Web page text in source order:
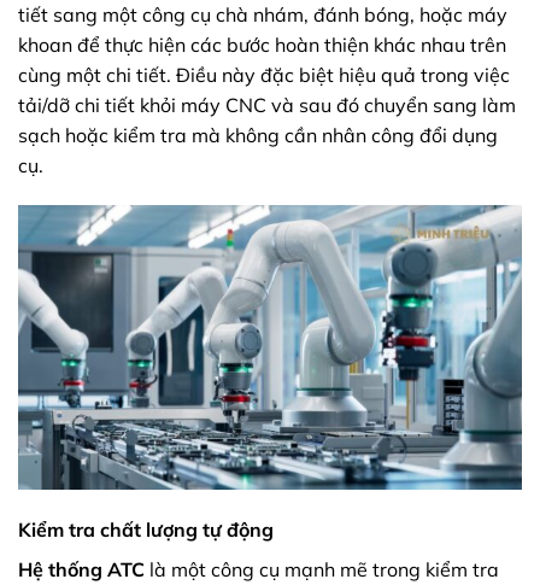
tiết sang một công cụ chà nhám, đánh bóng, hoặc máy
khoan để thực hiện các bước hoàn thiện khác nhau trên
cùng một chi tiết. Điều này đặc biệt hiệu quả trong việc
tải/dỡ chi tiết khỏi máy CNC và sau đó chuyển sang làm
sạch hoặc kiểm tra mà không cần nhân công đổi dụng
cụ.
Kiểm tra chất lượng tự động
Hệ thống ATC là một công cụ mạnh mẽ trong kiểm tra